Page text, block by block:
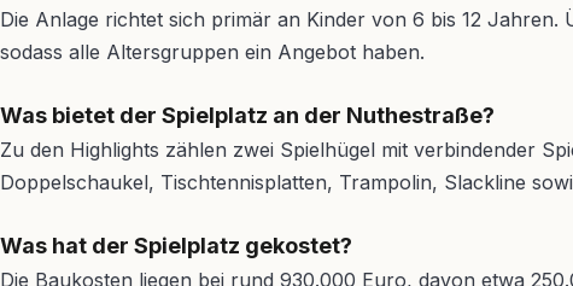
Die Anlage richtet sich primär an Kinder von 6 bis 12
sodass alle Altersgruppen ein Angebot haben.
Was bietet der Spielplatz an der Nuthestraße?
Zu den Highlights zählen zwei Spielhügel mit verbindender
Doppelschaukel, Tischtennisplatten, Trampolin, Slackline
Was hat der Spielplatz gekostet?
Die Baukosten liegen bei rund 930.000 Euro, davon etwa